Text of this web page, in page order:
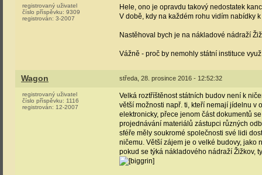
registrovaný uživatel
číslo příspěvku: 9309
registrován: 3-2007
Hele, ono je opravdu takový nedostatek
V době, kdy na každém rohu vidím nabídky
Nastěhoval bych je na nákladové nádraží
Vážně - proč by nemohly státní instituce
Wagon středa, 28. prosince 2016 - 12:52:32
registrovaný uživatel
číslo příspěvku: 1116
registrován: 12-2007
Velká roztříštěnost státních budov není k
větší možnosti např. ti, kteří nemají jídelnu v
elektronicky, přece jenom část dokumentů
projednávání materiálů zástupci různých
sféře měly soukromé společnosti své lidi
ničemu. Větší zájem je o velké budovy, jako
pokud se týká nákladového nádraží Žižkov,